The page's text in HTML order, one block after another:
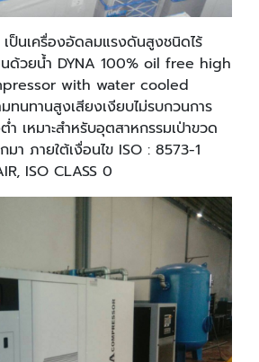
เป็นเครื่องอัดลมแรงดันสูงชนิดไร้
นด้วยน้ำ DYNA 100% oil free high
with water cooled
ทนทานสูงเสียงเงียบไม่รบกวนการ
ำ เหมาะสำหรับอุตสาหกรรมเป่าขวด
า ภายใต้เงื่อนไข ISO : 8573-1
ISO CLASS 0